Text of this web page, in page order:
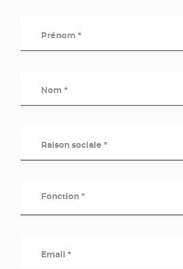
Prénom *
Nom *
Raison sociale *
Fonction *
Email *